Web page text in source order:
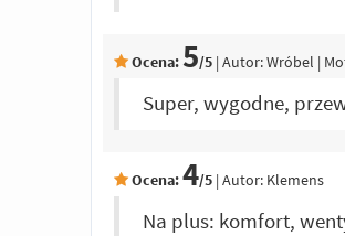
Ocena: 5/5 | Autor:Wróbel |
Super, wygodne,
Ocena:4/5 | Autor: Klemens
Na plus: komfort,